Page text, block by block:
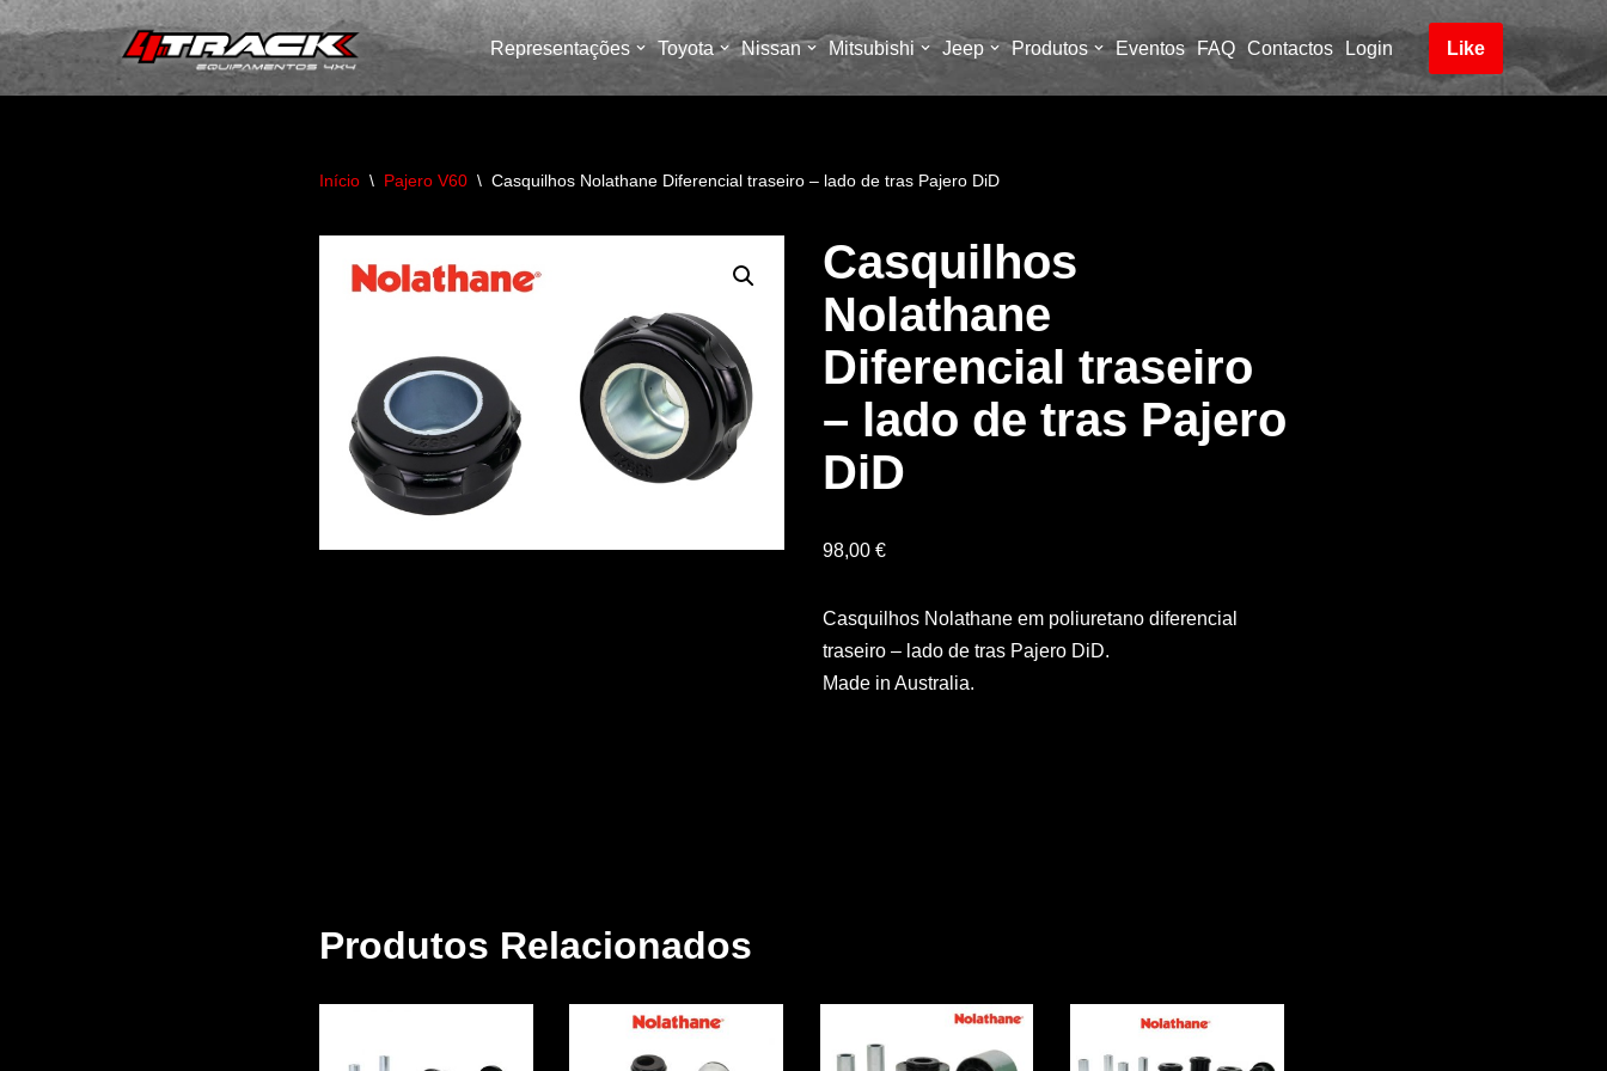
para
Representações Toyota Nissan Mitsubishi Jeep Produtos Eventos FAQ Contactos Login Like
Início \ Pajero V60 \ Casquilhos Nolathane Diferencial traseiro – lado de tras Pajero DiD
Casquilhos
Nolathane
Diferencial traseiro
– lado de tras Pajero
DiD
98,00€
Casquilhos Nolathane em poliuretano diferencial
traseiro – lado de tras Pajero DiD.
Made in Australia.
Produtos Relacionados